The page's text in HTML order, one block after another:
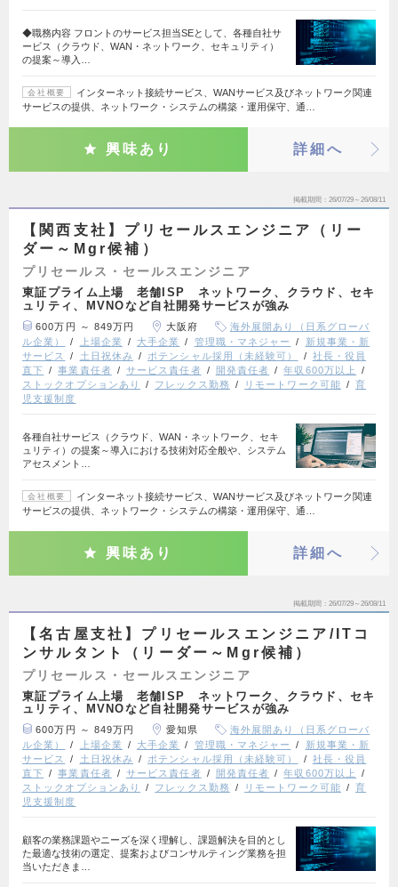
◆職務内容 フロントのサービス担当SEとして、各種自社サ
ービス（クラウド、WAN・ネットワーク、セキュリティ）
の提案～導入…
会社概要
インターネット接続サービス、WANサービス及びネットワーク関連
サービスの提供、ネットワーク・システムの構築・運用保守、通…
興味あり 詳細へ
掲載期間 26/07/29～26/08/11
【関西支社】プリセールスエンジニア（リー
ダー～Mgr候補）
プリセールス・セールスエンジニア
東証プライム上場 老舗ISP ネットワーク、クラウド、セキ
ュリティ、MVNOなど自社開発サービスが強み
600万円 ～ 849万円 大阪府
海外展開あり（日系グローバ
ル企業）
上場企業 大手企業 管理職・マネジャー
新規事業・新
サービス
土日祝休み ポテンシャル採用（未経験可）
社長・役員
直下
事業責任者 サービス責任者 開発責任者
年収600万以上
ストックオプションあり
フレックス勤務 リモートワーク可能
育
児支援制度
各種自社サービス（クラウド、WAN・ネットワーク、セキ
ュリティ）の提案～導入における技術対応全般や、システム
アセスメント…
会社概要
インターネット接続サービス、WANサービス及びネットワーク関連
サービスの提供、ネットワーク・システムの構築・運用保守、通…
興味あり 詳細へ
掲載期間 26/07/29～26/08/11
【名古屋支社】プリセールスエンジニア/ITコ
ンサルタント（リーダー～Mgr候補）
プリセールス・セールスエンジニア
東証プライム上場 老舗ISP ネットワーク、クラウド、セキ
ュリティ、MVNOなど自社開発サービスが強み
600万円 ～ 849万円 愛知県
海外展開あり（日系グローバ
ル企業）
上場企業 大手企業 管理職・マネジャー
新規事業・新
サービス
土日祝休み ポテンシャル採用（未経験可）
社長・役員
直下
事業責任者 サービス責任者 開発責任者
年収600万以上
ストックオプションあり
フレックス勤務 リモートワーク可能
育
児支援制度
顧客の業務課題やニーズを深く理解し、課題解決を目的とし
た最適な技術の選定、提案およびコンサルティング業務を担
当いただきま…